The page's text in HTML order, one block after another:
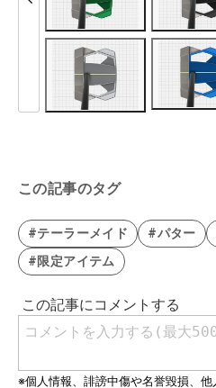
この記事のタグ
#テーラーメイド #パター
#限定アイテム